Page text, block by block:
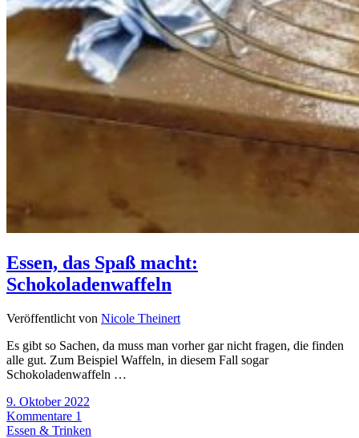
Essen, das Spaß macht:
Schokoladenwaffeln
Veröffentlicht von Nicole Theinert
Es gibt so Sachen, da muss man vorher gar nicht fragen, die finden
alle gut. Zum Beispiel Waffeln, in diesem Fall sogar
Schokoladenwaffeln …
9. Oktober 2022
Kommentare 1
Essen & Trinken